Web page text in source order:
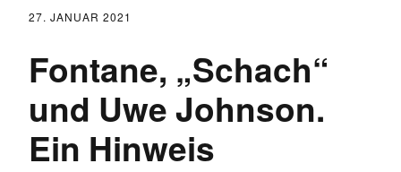
27. JANUAR 2021
Fontane, „Schach“
und Uwe Johnson.
Ein Hinweis